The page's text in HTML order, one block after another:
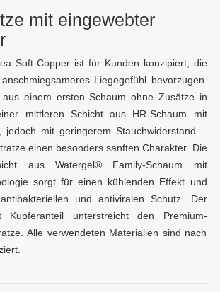
mit eingewebter
Soft Copper ist für Kunden konzipiert, die
Liegegefühl bevorzugen.
einem ersten Schaum ohne Zusätze in
mittleren Schicht aus HR-Schaum mit
jedoch mit geringerem Stauchwiderstand –
einen besonders sanften Charakter. Die
aus Watergel® Family-Schaum mit
sorgt für einen kühlenden Effekt und
und antiviralen Schutz. Der
Kupferanteil unterstreicht den Premium-
Alle verwendeten Materialien sind nach